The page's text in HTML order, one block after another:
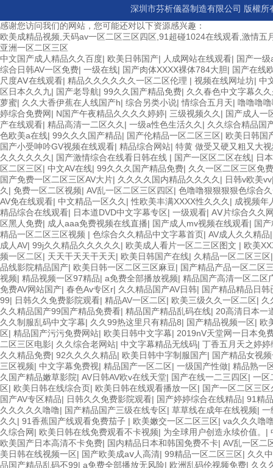
深圳市芬析儀器制造有限公司 版權
感谢您访问我们的网站，您可能还对以下资源感兴趣：
欧美成精品视频,天码av一区二区三区四区,91超碰1024在线观看,激情
亚洲一区二区三区
中文国产成人精品久久百度| 欧美日韩国产| 人成网站在线观看| 国产一
综合日韩AV一区免费| 一级在线| 国产肉体XXXX裸体784大胆| 国产在线
尺度AⅤ在线观看| 精品久久久久久久一区二区伦理 | 视频在线网址坊| 中
区日本久久九| 国产老导航| 99久久国产精品免费| 久久春色中文字幕久
萝蜜| 久久大香伊蕉在人线国产h| 综合另类小说|情综合五月天| 噜噜噜
婷综合免费网| N国产午夜精品久久久久婷婷| 三级视频久久 | 国产成人一
产在线观看| 精品高清一二区久久 | 一级a性色生活久久 | 久久综合精品国
色欧美a在线| 99久久久国产精品| 国产伦精品一区二区三区| 欧美日韩国
国产小受呻吟GV视频在线观看| 精品综合网站| 特黄 做受又硬又粗又大
久久久久久久 | 国产激情综合在线看日韩在线 | 国产一区区二区在线| 日
区二区三区| 中文AV在线| 99久久久国产精品免费| 久久一区二区三区免费
国产免费一区二区三区AV大片| 久久久久国内精品久久久久 | 日韩v欧美vv
久 | 免费一区二区视频| AV乱一区二区三区四区| 色噜噜狠狠狠狠色综合
AV免在线观看| 中文精品一区久久 |性欧美丰满XXXX性久久久 | 成视频年
精品综合在线观看| 日本道DVD中文字幕专区| 一级观看| AⅤ片综合久久
区黑人免费| 成人aaa免费视频在线直播| 国产成人mv视频在线观看| 国
精品一区二区三区视频 | 色综合久久精品中文字幕首页| AV成人久久精品
成人AV| 99j久久精品久久久久久 | 欧美成人看片一区二三区图文 | 欧美
频一区二区| 天天干天天干天天| 欧美日韩国产在线| 久精品一区二区三区
品线影院精品国产| 欧美日韩一区二区三区麻豆| 国产精品产品一区二区
视频| 精品视频一区97精品| a免费全部播放视频| 精品国产高清一区二区
免费AV网站国产| 春色Av专区r| 久久精品国产AV日韩| 国产精品精品日韩
99| 日韩久久免费影院观看| 精品AV一区二区| 欧美三级久久一区二区| 久
久久精品国产99国产精品免费看| 精品国产精品乱码在线| 20高清日本一
久久制服乱码中文字幕| 久久99热这里只有精品8| 国产精品视频一区| 欧
区| 精品国产污污免费网站| 欧美日韩中文字幕| 2019nV天堂网一日本免
二区三区电影| 久久综合老网站| 中文字幕精品无线码| 丁香五月天之婷婷
久久精品免费| 92久久久久精品| 欧美日韩中字制服国产| 国产精品女视
三区视频| 中文字幕免费视| 精品国产一区二区| 一级国产性做| 精品熟一
久国产精品嫩草影院| AV日韩AV欧v在线天堂| 国产在线一二三四区| 一区
区| 欧美日韩在线综合页| 欧美日韩在线观看播放一区| 国产一区二区三
国产AV专区精品| 日韩久久免费影院观看| 国产婷婷综合在线精品| 91精
久久久久久噜噜| 国产精品国产三级在线专区| 草草线在成年在线视频| 一
久久 | 91香蕉国产线观看免费茄子 | 欧美嫩交一区二区三区| va久久久噜
久综合网| 欧美日韩在线免费观看不卡视频| 为全球用户创造永续价值。 |
欧美国产日本高清不卡免费| 国内精品日本和韩国免费不卡| AV乱一区二
美日韩在线视频一区| 国产欧美成aⅴ人高清| 99精品一区二区三区| 久久
品国产精品乱码不99| a免费全部播放无风险| 欧洲乱码伦视频免费| 久久